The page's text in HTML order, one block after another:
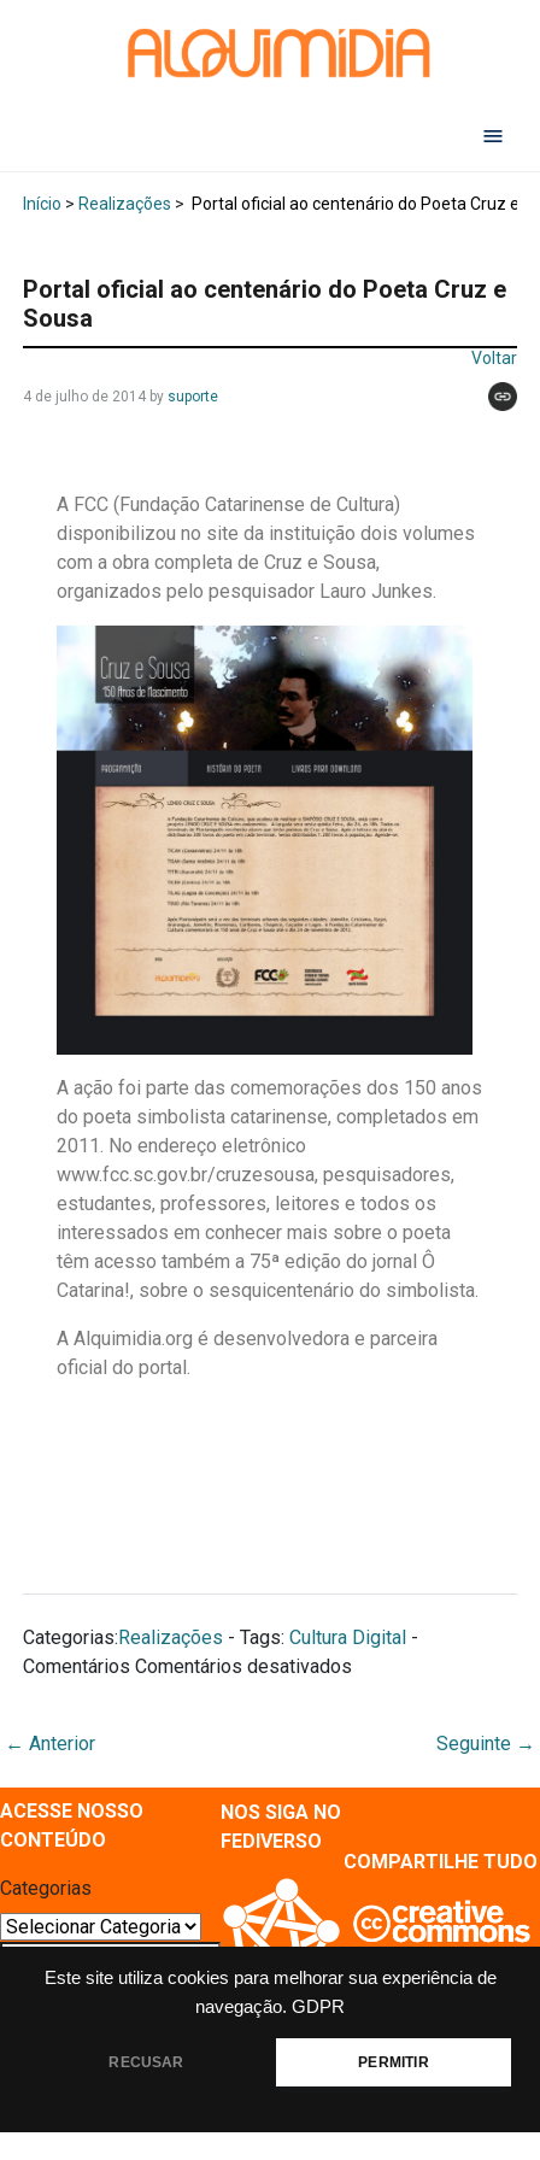
Este site utiliza cookies para melhorar sua experiência de
navegação. GDPR
RECUSAR PERMITIR
Início > Realizações > Portal oficial ao centenário do Poeta Cruz e
Portal oficial ao centenário do Poeta Cruz e
Sousa
Voltar
4 de julho de 2014by suporte
A FCC (Fundação Catarinense de Cultura)
disponibilizou no site da instituição dois volumes
com a obra completa de Cruz e Sousa,
organizados pelo pesquisador Lauro Junkes.
A ação foi parte das comemorações dos 150 anos
do poeta simbolista catarinense, completados em
2011. No endereço eletrônico
www.fcc.sc.gov.br/cruzesousa, pesquisadores,
estudantes, professores, leitores e todos os
interessados em conhecer mais sobre o poeta
têm acesso também a 75ª edição do jornal Ô
Catarina!, sobre o sesquicentenário do simbolista.
A Alquimidia.org é desenvolvedora e parceira
oficial do portal.
Categorias:Realizações - Tags: Cultura Digital-
Comentários Comentários desativados
← Anterior Seguinte →
ACESSE NOSSO
CONTEÚDO
Categorias
NOS SIGA NO
FEDIVERSO
COMPARTILHE TUDO